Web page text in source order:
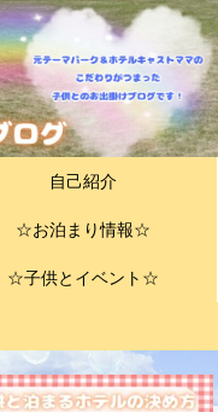
自己紹介
☆お泊まり情報☆
☆子供とイベント☆